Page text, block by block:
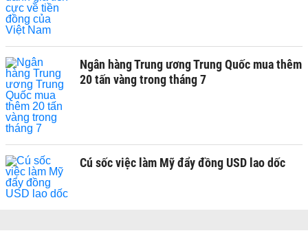
Ngân hàng Trung ương Trung Quốc mua thêm
20 tấn vàng trong tháng 7
Cú sốc việc làm Mỹ đẩy đồng USD lao dốc